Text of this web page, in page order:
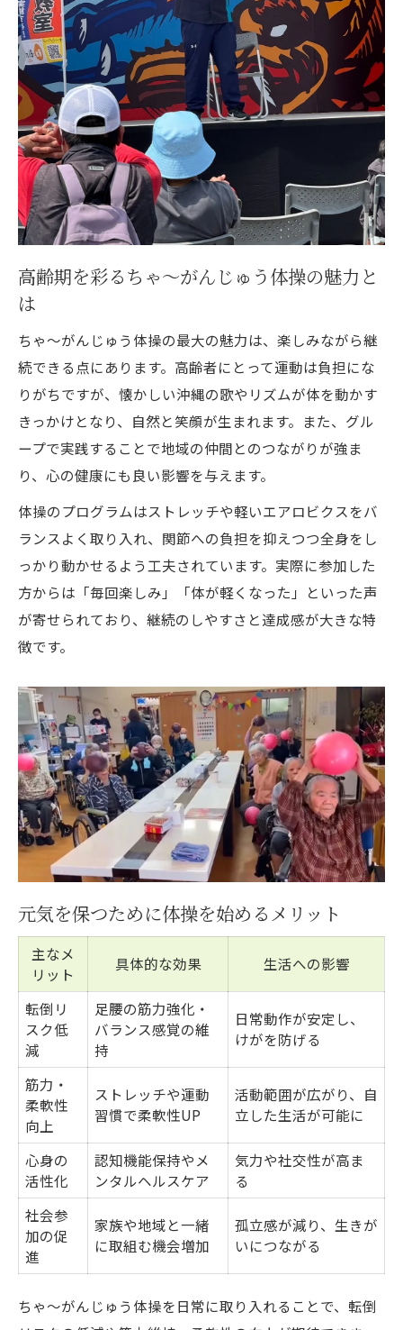
高齢期を彩るちゃ～がんじゅう体操の魅力と
は
ちゃ～がんじゅう体操の最大の魅力は、楽しみながら継
続できる点にあります。高齢者にとって運動は負担にな
りがちですが、懐かしい沖縄の歌やリズムが体を動かす
きっかけとなり、自然と笑顔が生まれます。また、グル
ープで実践することで地域の仲間とのつながりが強ま
り、心の健康にも良い影響を与えます。
体操のプログラムはストレッチや軽いエアロビクスをバ
ランスよく取り入れ、関節への負担を抑えつつ全身をし
っかり動かせるよう工夫されています。実際に参加した
方からは「毎回楽しみ」「体が軽くなった」といった声
が寄せられており、継続のしやすさと達成感が大きな特
徴です。
元気を保つために体操を始めるメリット
主なメ
リット
具体的な効果 生活への影響
転倒リ
スク低
減
足腰の筋力強化・
バランス感覚の維
持
日常動作が安定し、
けがを防げる
筋力・
柔軟性
向上
ストレッチや運動
習慣で柔軟性UP
活動範囲が広がり、自
立した生活が可能に
心身の
活性化
認知機能保持やメ
ンタルヘルスケア
気力や社交性が高ま
る
社会参
加の促
進
家族や地域と一緒
に取組む機会増加
孤立感が減り、生きが
いにつながる
ちゃ～がんじゅう体操を日常に取り入れることで、転倒